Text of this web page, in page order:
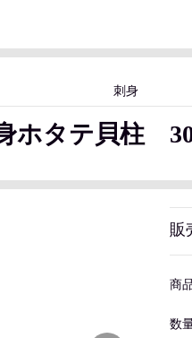
刺身
ホタテ貝柱
販
商
数